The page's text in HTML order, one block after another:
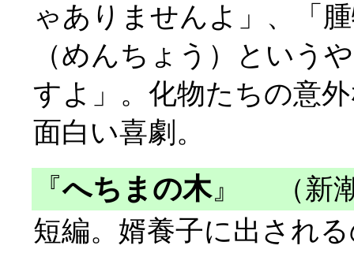
ゃありませんよ」、「
（めんちょう）という
すよ」。化物たちの意
面白い喜劇。
『へちまの木』
（新
短編。婿養子に出され